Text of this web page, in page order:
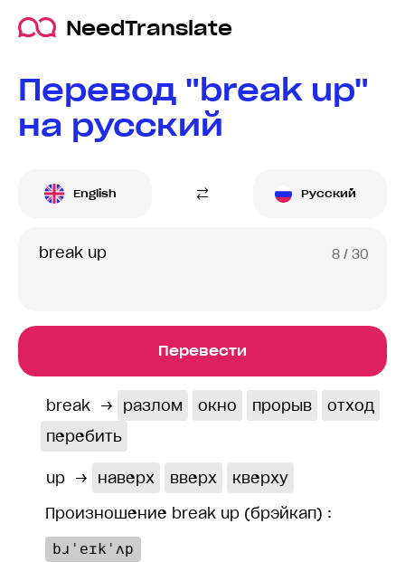
NeedTranslate
Перевод "break up"
на русский
English Русский
8 / 30
Перевести
break → разлом окно прорыв
отход
перебить
up → наверх вверх
кверху
Произношение break up (брэйкап) :
bɹˈeɪkˈʌp